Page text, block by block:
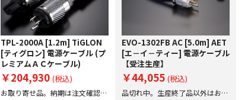
TPL-2000A [1.2m] TiGLON
[ティグロン] 電源ケーブル (プ
レミアムＡＣケーブル)
￥204,930 (税込)
お取り寄せ品。納期は注文確認後
EVO-1302FB AC [5.0m] AET
[エ－イ－ティー] 電源ケーブル
【受注生産】
￥44,055 (税込)
品切れ中。生産終了品以外はお問